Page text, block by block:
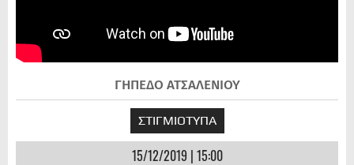
ΓΗΠΕΔΟ ΑΤΣΑΛΕΝΙΟΥ
ΣΤΙΓΜΙΟΤΥΠΑ
15/12/2019 | 15:00